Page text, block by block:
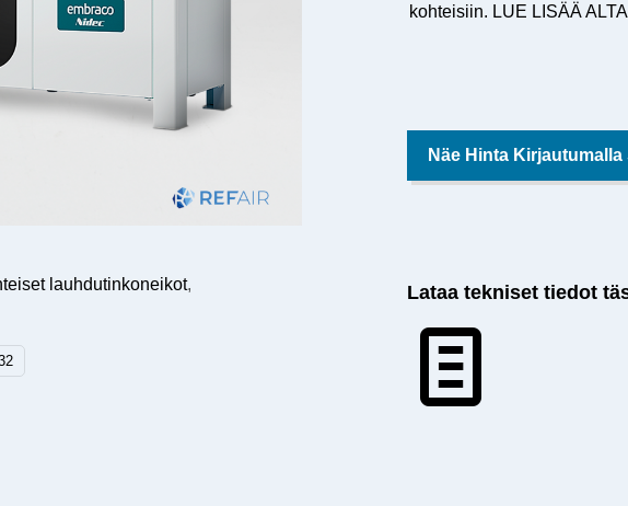
lauhdutinkoneikot,
kohteisiin. LUE LISÄÄ
Näe Hinta Kirjautumalla
Lataa tekniset tiedot